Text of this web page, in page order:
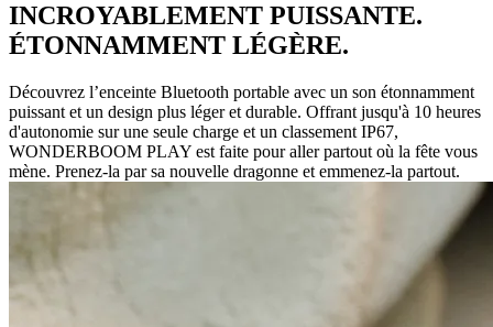
INCROYABLEMENT PUISSANTE.
ÉTONNAMMENT LÉGÈRE.
Découvrez l’enceinte Bluetooth portable avec un son étonnamment
puissant et un design plus léger et durable. Offrant jusqu'à 10 heures
d'autonomie sur une seule charge et un classement IP67,
WONDERBOOM PLAY est faite pour aller partout où la fête vous
mène. Prenez-la par sa nouvelle dragonne et emmenez-la partout.